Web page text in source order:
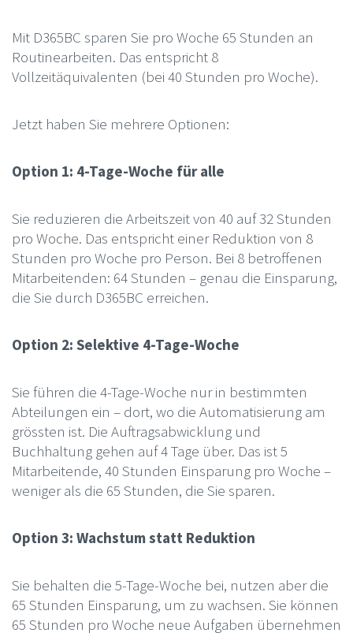
Mit D365BC sparen Sie pro Woche 65 Stunden an
Routinearbeiten. Das entspricht 8
Vollzeitäquivalenten (bei 40 Stunden pro Woche).
Jetzt haben Sie mehrere Optionen:
Option 1: 4-Tage-Woche für alle
Sie reduzieren die Arbeitszeit von 40 auf 32 Stunden
pro Woche. Das entspricht einer Reduktion von 8
Stunden pro Woche pro Person. Bei 8 betroffenen
Mitarbeitenden: 64 Stunden – genau die Einsparung,
die Sie durch D365BC erreichen.
Option 2: Selektive 4-Tage-Woche
Sie führen die 4-Tage-Woche nur in bestimmten
Abteilungen ein – dort, wo die Automatisierung am
grössten ist. Die Auftragsabwicklung und
Buchhaltung gehen auf 4 Tage über. Das ist 5
Mitarbeitende, 40 Stunden Einsparung pro Woche –
weniger als die 65 Stunden, die Sie sparen.
Option 3: Wachstum statt Reduktion
Sie behalten die 5-Tage-Woche bei, nutzen aber die
65 Stunden Einsparung, um zu wachsen. Sie können
65 Stunden pro Woche neue Aufgaben übernehmen